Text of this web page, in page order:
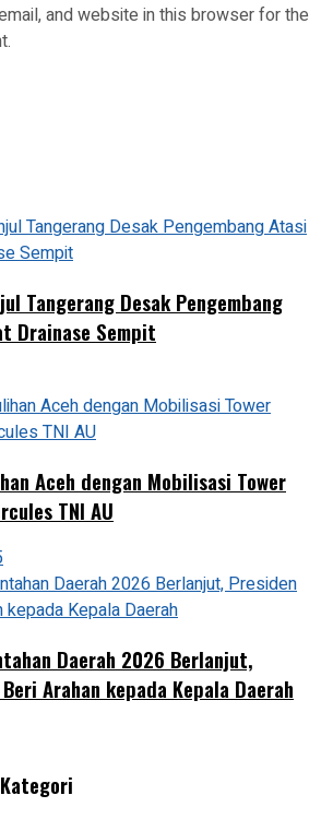
and website in this browser for the
Tangerang Desak Pengembang
Drainase Sempit
Aceh dengan Mobilisasi Tower
TNI AU
Daerah 2026 Berlanjut,
Arahan kepada Kepala Daerah